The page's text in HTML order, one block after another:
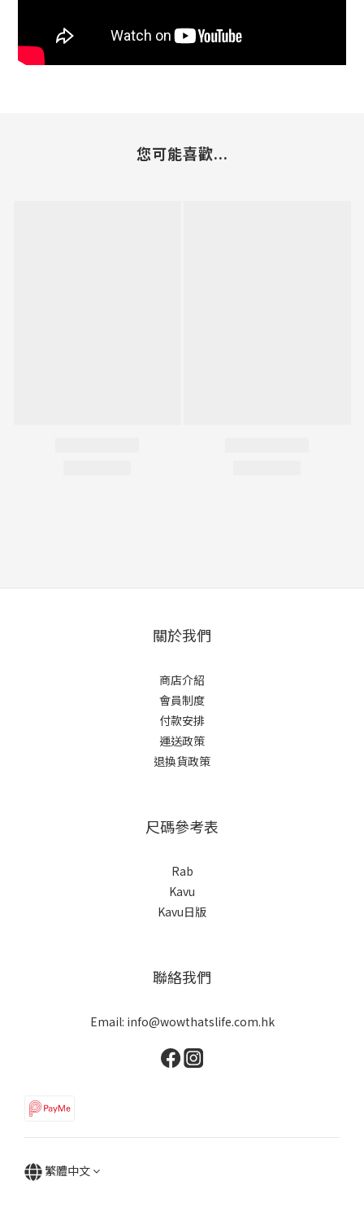
您可能喜歡...
關於我們
商店介紹
會員制度
付款安排
運送政策
退換貨政策
尺碼參考表
Rab
Kavu
Kavu日版
聯絡我們
Email: info@wowthatslife.com.hk
繁體中文